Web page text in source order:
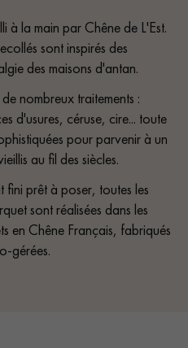
vous personnalisé
gratuit !
à la main par Chêne de L'Est.
sont inspirés des
des maisons d'antan.
nombreux traitements :
d'usures, céruse, cire... toute
pour parvenir à un
au fil des siècles.
fini prêt à poser, toutes les
sont réalisées dans les
en Chêne Français, fabriqués
gérées.